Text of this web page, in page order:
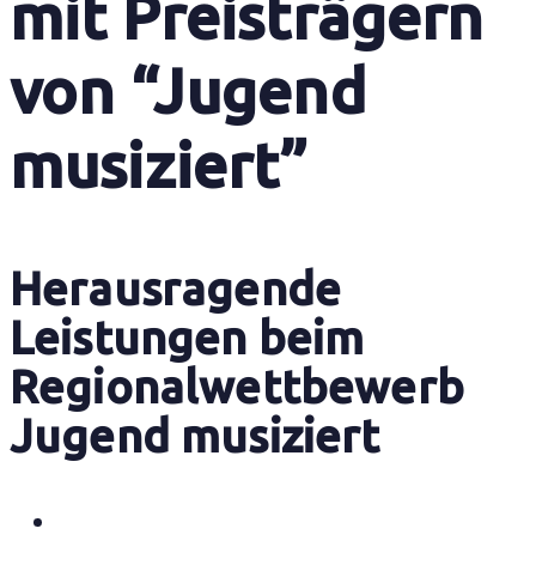
mit Preisträgern
von “Jugend
musiziert”
Herausragende
Leistungen beim
Regionalwettbewerb
Jugend musiziert